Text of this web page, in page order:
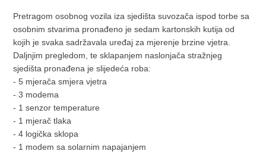
Pretragom osobnog vozila iza sjedišta suvozača ispod torbe sa
osobnim stvarima pronađeno je sedam kartonskih kutija od
kojih je svaka sadržavala uređaj za mjerenje brzine vjetra.
Daljnjim pregledom, te sklapanjem naslonjača stražnjeg
sjedišta pronađena je slijedeća roba:
- 5 mjerača smjera vjetra
- 3 modema
- 1 senzor temperature
- 1 mjerač tlaka
- 4 logička sklopa
- 1 modem sa solarnim napajanjem